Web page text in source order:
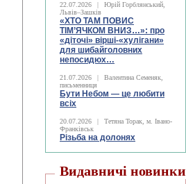
22.07.2026 |
Юрій Горблянський,
Львів–Зашків
«ХТО ТАМ ПОВИС
ТІМ’ЯЧКОМ ВНИЗ…»: про
«діточі» вірші-«хулігани»
для шибайголовних
непосидюх…
21.07.2026 |
Валентина Семеняк,
письменниця
Бути Небом ― це любити
всіх
20.07.2026 |
Тетяна Торак, м. Івано-
Франківськ
Різьба на долонях
Видавничі новинки